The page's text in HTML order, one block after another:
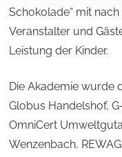
Schokolade“ mit
Veranstalter und
Leistung der Kinder.
Die Akademie wurde
Globus Handelshof,
OmniCert
Wenzenbach,